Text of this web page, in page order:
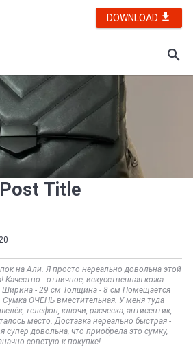
DOWNLOAD
Post Title
на Али. Я просто нереально довольна этой
Качество - отличное, искусственная кожа.
- 29 см Толщина - 8 см Помещается
ОЧЕНЬ вместительная. У меня туда
телефон, ключи, расческа, антисептик,
место. Доставка нереально быстрая -
супер довольна, что приобрела это сумку,
советую к покупке!